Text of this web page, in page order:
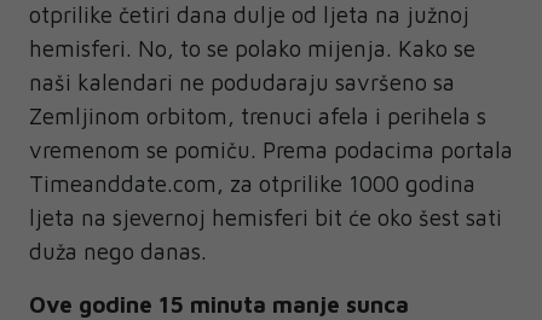
otprilike četiri dana dulje od ljeta na južnoj
hemisferi. No, to se polako mijenja. Kako se
naši kalendari ne podudaraju savršeno sa
Zemljinom orbitom, trenuci afela i perihela s
vremenom se pomiču. Prema podacima portala
Timeanddate.com, za otprilike 1000 godina
ljeta na sjevernoj hemisferi bit će oko šest sati
duža nego danas.
Ove godine 15 minuta manje sunca